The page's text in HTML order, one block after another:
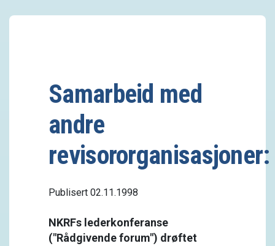
Samarbeid med
andre
revisororganisasjoner:
Publisert 02.11.1998
NKRFs lederkonferanse
("Rådgivende forum") drøftet